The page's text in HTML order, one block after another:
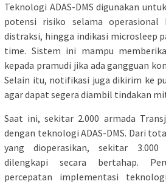
Teknologi ADAS-DMS digunakan
potensi risiko selama operasional
distraksi, hingga indikasi microsleep
time. Sistem ini mampu
kepada pramudi jika ada gangguan
Selain itu, notifikasi juga dikirim ke
agar dapat segera diambil tindakan
Saat ini, sekitar 2.000 armada
dengan teknologi ADAS-DMS. Dari
yang dioperasikan, sekitar
dilengkapi secara bertahap.
percepatan implementasi